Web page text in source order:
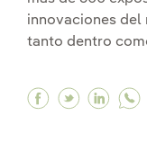
innovaciones del
tanto dentro
Facebook
Twitter